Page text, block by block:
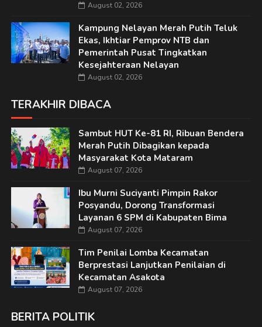
August 02, 2026
Kampung Nelayan Merah Putih Teluk
Ekas, Ikhtiar Pemprov NTB dan
Pemerintah Pusat Tingkatkan
Kesejahteraan Nelayan
August 02, 2026
TERAKHIR DIBACA
Sambut HUT Ke-81 RI, Ribuan Bendera
Merah Putih Dibagikan kepada
Masyarakat Kota Mataram
August 07, 2026
Ibu Murni Suciyanti Pimpin Rakor
Posyandu, Dorong Transformasi
Layanan 6 SPM di Kabupaten Bima
August 07, 2026
Tim Penilai Lomba Kecamatan
Berprestasi Lanjutkan Penilaian di
Kecamatan Asakota
August 07, 2026
BERITA POLITIK